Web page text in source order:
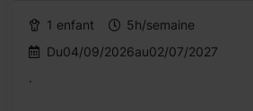
1 enfant
5h/semaine
Du04/09/2026au02/07/2027
.